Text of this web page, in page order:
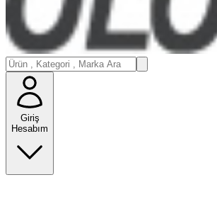
Giriş
Hesabım